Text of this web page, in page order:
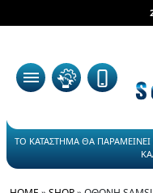
ΤΟ ΚΑΤΑΣΤΗΜΑ ΘΑ ΠΑΡΑΜΕΙΝΕΙ